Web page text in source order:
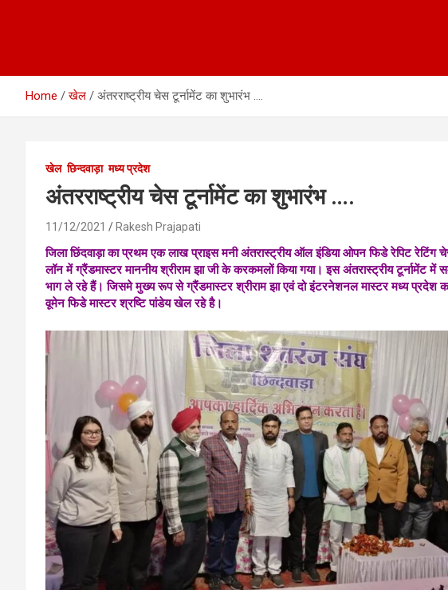
Home खेल अंतरराष्ट्रीय चेस टूर्नामेंट का शुभारंभ ….
खेल छिन्दवाड़ा मध्य प्रदेश
अंतरराष्ट्रीय चेस टूर्नामेंट का शुभारंभ ….
11/12/2021 Rakesh Prajapati
जिला छिंदवाड़ा का प्रथम एक लाख प्राइस मनी अंतरास्ट्रीय ऑल इंडिया ओपन फिडे रेपिट रेटिंग
लॉन में ग्रैंडमास्टर माननीय श्रीराम झा जी के करकमलों किया गया। इस अंतरास्ट्रीय टूर्नामेंट
भाग ले रहे हैं। जिसमे मुख्य रूप से ग्रैंडमास्टर श्रीराम झा एवं दो इंटरनेशनल मास्टर मध्य प्रदेश
वूमेन फिडे मास्टर श्रष्टि पांडेय खेल रहे है।